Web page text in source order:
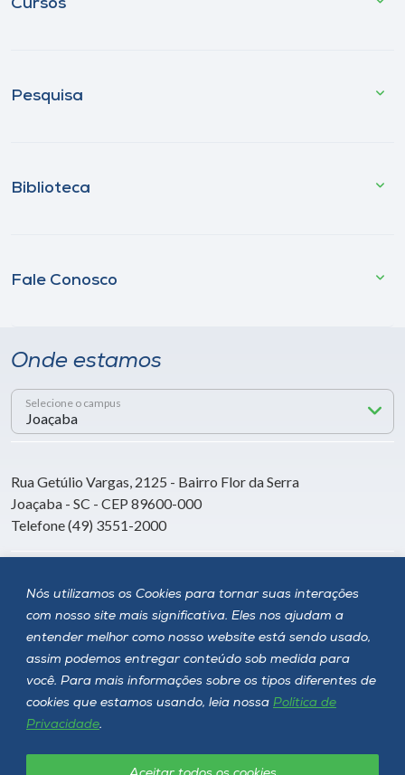
Nós utilizamos os Cookies para tornar suas interações
com nosso site mais significativa. Eles nos ajudam a
entender melhor como nosso website está sendo usado,
assim podemos entregar conteúdo sob medida para
você. Para mais informações sobre os tipos diferentes de
cookies que estamos usando, leia nossa Política de
Privacidade.
Cursos
Pesquisa
Biblioteca
Fale Conosco
Onde estamos
Selecione o campus
Rua Getúlio Vargas, 2125 - Bairro Flor da Serra
Joaçaba - SC - CEP 89600-000
Telefone (49) 3551-2000
Siga a Unoesc